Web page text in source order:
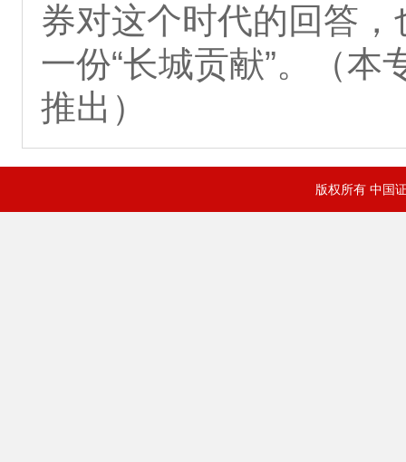
券对这个时代的回答
一份“长城贡献”。（
推出）
版权所有 中